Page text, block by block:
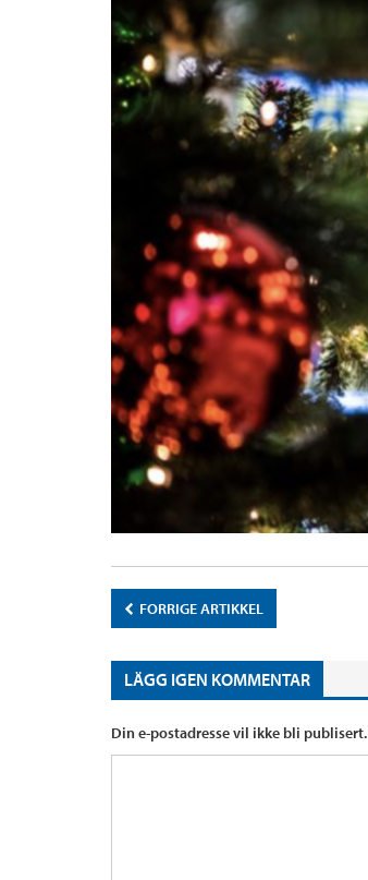
FORRIGE ARTIKKEL
LÄGG IGEN KOMMENTAR
Din e-postadresse vil ikke bli publisert.